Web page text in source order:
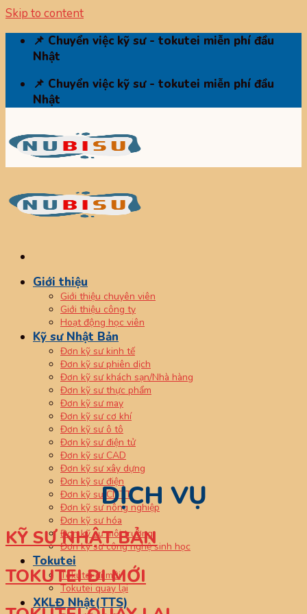
Skip to content
📌 Chuyển việc kỹ sư - tokutei miễn phí đầu
Nhật
📌 Chuyển việc kỹ sư - tokutei miễn phí đầu
Nhật
Giới thiệu
Giới thiệu chuyên viên
Giới thiệu công ty
Hoạt động học viên
Kỹ sư Nhật Bản
Đơn kỹ sư kinh tế
Đơn kỹ sư phiên dịch
Đơn kỹ sư khách sạn/Nhà hàng
Đơn kỹ sư thực phẩm
Đơn kỹ sư may
Đơn kỹ sư cơ khí
Đơn kỹ sư ô tô
Đơn kỹ sư điện tử
Đơn kỹ sư CAD
Đơn kỹ sư xây dựng
Đơn kỹ sư điện
Đơn kỹ sư CNTT
Đơn kỹ sư nông nghiệp
Đơn kỹ sư hóa
Đơn kỹ sư môi trường
Đơn kỹ sư công nghệ sinh học
Tokutei
Tokutei đi mới
Tokutei quay lại
XKLĐ Nhật(TTS)
DỊCH VỤ
KỸ SƯ NHẬT BẢN
TOKUTEI ĐI MỚI